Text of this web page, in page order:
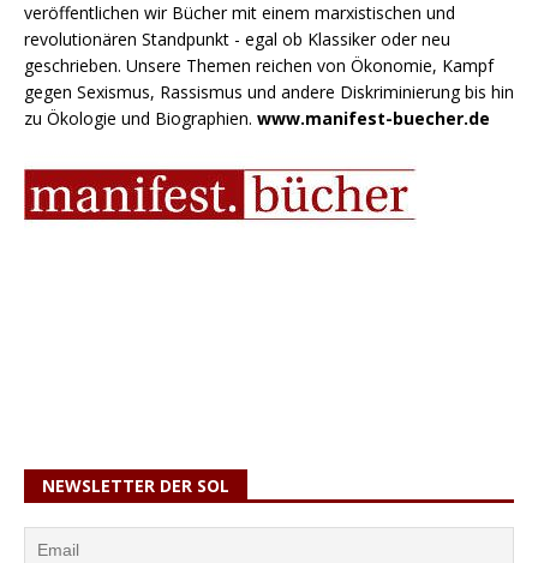
veröffentlichen wir Bücher mit einem marxistischen und
revolutionären Standpunkt - egal ob Klassiker oder neu
geschrieben. Unsere Themen reichen von Ökonomie, Kampf
gegen Sexismus, Rassismus und andere Diskriminierung bis hin
zu Ökologie und Biographien. www.manifest-buecher.de
NEWSLETTER DER SOL